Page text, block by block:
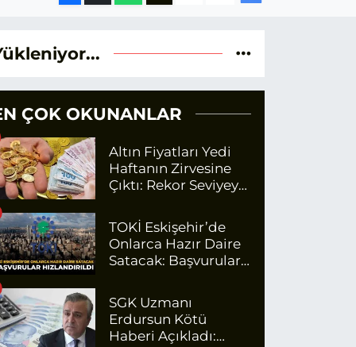
ÇOK OKUNANLAR
Altın Fiyatları Yedi
Haftanın Zirvesine
Çıktı: Rekor Seviyeye
TOKİ Eskişehir’de
Onlarca Hazır Daire
Satacak: Başvurular
SGK Uzmanı
Erdursun Kötü
Haberi Açıkladı: